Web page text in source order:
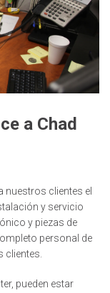
a Chad
nuestros clientes el
y servicio
y piezas de
personal de
clientes.
pueden estar